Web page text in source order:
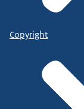
Copyright